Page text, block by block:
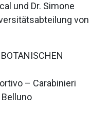
und Dr. Simone
von
– Carabinieri